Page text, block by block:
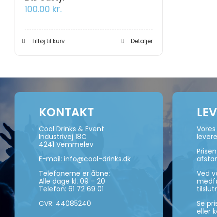
100.00 kr.
Tilføj til kurv Detaljer
KONTAKT
Cool Drinks & Event
Industrivej 18C
4241 Vemmelev
E-mail: info@cool-drinks.dk
Telefonerne er åbne:
Alle dage kl. 09 – 20
Telefon: 61 72 69 01
CVR: 44085240
Ved
Se
eller